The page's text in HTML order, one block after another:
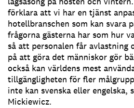
förklara att vi har en tjänst
hotellbranschen som kan svara
frågorna gästerna har som hur
så att personalen får avlastning
på att göra det människor gör
också kan världens mest
tillgängligheten för fler
inte kan svenska eller engelska,
Mickiewicz.